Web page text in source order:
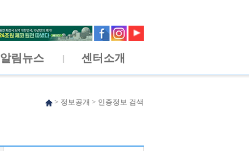
알림뉴스 센터소개
> 정보공개 > 인증정보 검색